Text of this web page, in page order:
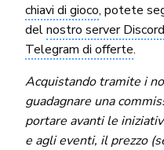
chiavi di gioco, potete
delnostro server Discord
Telegram di offerte.
Acquistando tramite i
guadagnare una
portare avanti le
e agli eventi, il prezzo